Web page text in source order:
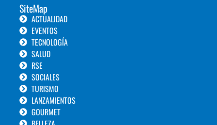
SiteMap
ACTUALIDAD
EVENTOS
TECNOLOGÍA
SALUD
RSE
SOCIALES
TURISMO
LANZAMIENTOS
GOURMET